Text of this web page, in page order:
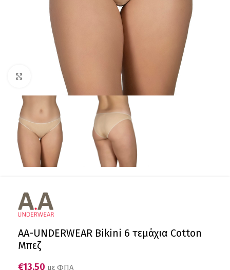
Click to enlarge
AA-UNDERWEAR Bikini 6 τεμάχια Cotton
Μπεζ
€13.50 με ΦΠΑ